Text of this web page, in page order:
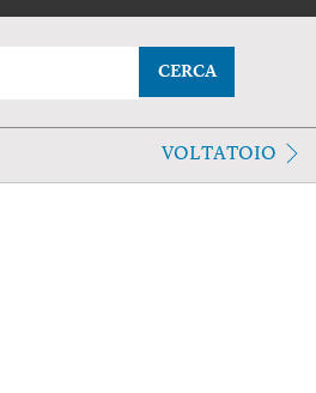
CERCA
VOLTATOIO